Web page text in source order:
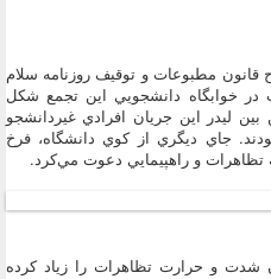
قانون مطبوعات و توقيف روزنامه سلام
تجمع كرد و در ساعت 9شب در خوابگاه دانشجويي اين تجمع شكل
ليدر اين جريان افرادي غيردانشجو
جاي ديگري از كوي دانشگاه، فرخ
و راهپيمايي دعوت مي‌كرد.
شدت و حرارت تظاهرات را زياد كرده